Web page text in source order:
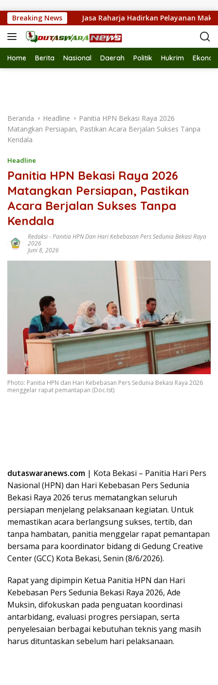
Breaking NewsJasa Raharja Hadirkan Pelayanan Maksimal
Home Berita Nasional Daerah Politik Hukrim
Beranda Headline
Panitia HPN Bekasi Raya 2026
Matangkan Persiapan, Pastikan Acara Berjalan Sukses Tanpa
Kendala
Headline
Panitia HPN Bekasi Raya 2026
Matangkan Persiapan, Pastikan
Acara Berjalan Sukses Tanpa
Kendala
Redaksi-Panitia HPN Dan Hari Kebebasan Pers Sedunia Bekasi Raya
2026
Juni 8, 2026
Photo: Panitia HPN dan Hari Kebebasan Pers Sedunia Bekasi Raya 2026
menggelar rapat pemantapan (Doc.Ist)
dutaswaranews.com | Kota Bekasi – Panitia Hari Pers
Nasional (HPN) dan Hari Kebebasan Pers Sedunia
Bekasi Raya 2026 terus mematangkan seluruh
persiapan menjelang pelaksanaan kegiatan. Untuk
memastikan acara berlangsung sukses, tertib, dan
tanpa hambatan, panitia menggelar rapat pemantapan
bersama para koordinator bidang di Gedung Creative
Center (GCC) Kota Bekasi, Senin (8/6/2026).
Rapat yang dipimpin Ketua Panitia HPN dan Hari
Kebebasan Pers Sedunia Bekasi Raya 2026, Ade
Muksin, difokuskan pada penguatan koordinasi
antarbidang, evaluasi progres persiapan, serta
penyelesaian berbagai kebutuhan teknis yang masih
harus dituntaskan sebelum hari pelaksanaan.